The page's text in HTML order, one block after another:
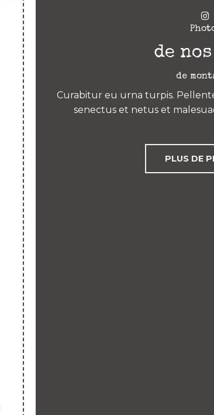
de
de
Curabitur eu urna turpis.
senectus et netus et
PLUS DE